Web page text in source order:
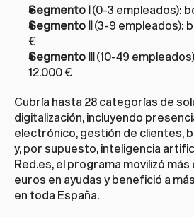
Segmento I (0-3 empleados):
Segmento II (3-9 empleados):
€
Segmento III (10-49
12.000 €
Cubría hasta 28 categorías de
digitalización, incluyendo
electrónico, gestión de clientes,
y, por supuesto, inteligencia
Red.es, el programa movilizó más
euros en ayudas y benefició a
en toda España.